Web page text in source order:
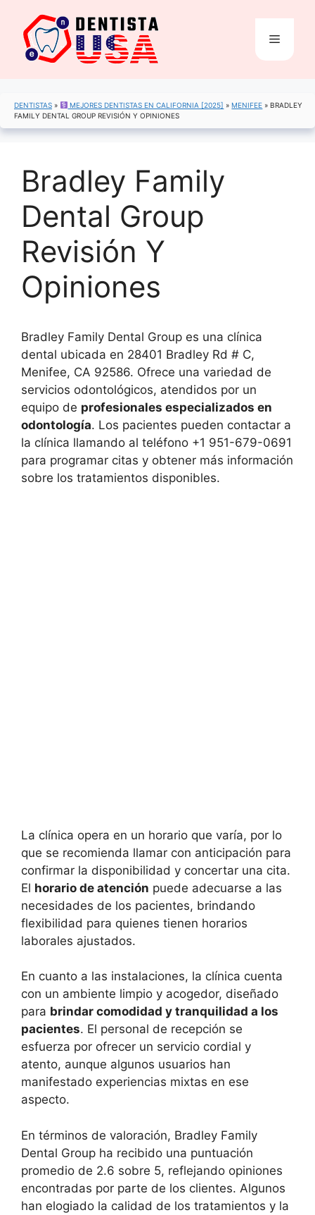
contenido
Menú
DENTISTAS » MEJORES DENTISTAS EN CALIFORNIA [2025] »MENIFEE »BRADLEY
FAMILY DENTAL GROUP REVISIÓN Y OPINIONES
Bradley Family
Dental Group
Revisión Y
Opiniones
Bradley Family Dental Group es una clínica
dental ubicada en 28401 Bradley Rd # C,
Menifee, CA 92586. Ofrece una variedad de
servicios odontológicos, atendidos por un
equipo de profesionales especializados en
odontología. Los pacientes pueden contactar a
la clínica llamando al teléfono +1 951-679-0691
para programar citas y obtener más información
sobre los tratamientos disponibles.
La clínica opera en un horario que varía, por lo
que se recomienda llamar con anticipación para
confirmar la disponibilidad y concertar una cita.
El horario de atención puede adecuarse a las
necesidades de los pacientes, brindando
flexibilidad para quienes tienen horarios
laborales ajustados.
En cuanto a las instalaciones, la clínica cuenta
con un ambiente limpio y acogedor, diseñado
para brindar comodidad y tranquilidad a los
pacientes. El personal de recepción se
esfuerza por ofrecer un servicio cordial y
atento, aunque algunos usuarios han
manifestado experiencias mixtas en ese
aspecto.
En términos de valoración, Bradley Family
Dental Group ha recibido una puntuación
promedio de 2.6 sobre 5, reflejando opiniones
encontradas por parte de los clientes. Algunos
han elogiado la calidad de los tratamientos y la